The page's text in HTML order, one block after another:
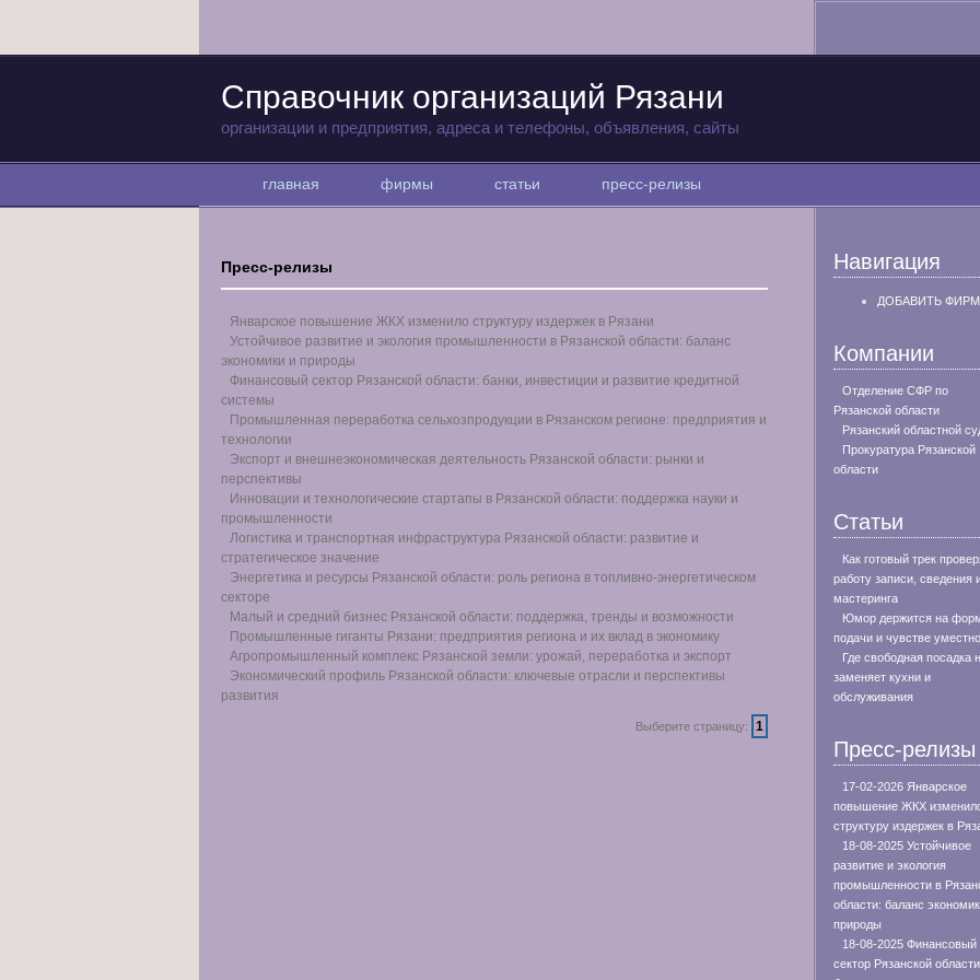
Справочник организаций Рязани
организации и предприятия, адреса и телефоны, объявления, сайты
главная фирмы статьи пресс-релизы
Пресс-релизы
Январское повышение ЖКХ изменило структуру издержек в Рязани
Устойчивое развитие и экология промышленности в Рязанской области: баланс
экономики и природы
Финансовый сектор Рязанской области: банки, инвестиции и развитие кредитной
системы
Промышленная переработка сельхозпродукции в Рязанском регионе: предприятия и
технологии
Экспорт и внешнеэкономическая деятельность Рязанской области: рынки и
перспективы
Инновации и технологические стартапы в Рязанской области: поддержка науки и
промышленности
Логистика и транспортная инфраструктура Рязанской области: развитие и
стратегическое значение
Энергетика и ресурсы Рязанской области: роль региона в топливно-энергетическом
секторе
Малый и средний бизнес Рязанской области: поддержка, тренды и возможности
Промышленные гиганты Рязани: предприятия региона и их вклад в экономику
Агропромышленный комплекс Рязанской земли: урожай, переработка и экспорт
Экономический профиль Рязанской области: ключевые отрасли и перспективы
развития
Выберите страницу: 1
Навигация
ДОБАВИТЬ
Компании
Отделение СФР по
Рязанской области
Рязанский областной
Прокуратура Рязанской
области
Статьи
Как готовый трек
работу записи, сведения
мастеринга
Юмор держится на
подачи и чувстве
Где свободная посадка
заменяет кухни и
обслуживания
Пресс-релизы
17-02-2026 Январское
повышение ЖКХ
структуру издержек в
18-08-2025 Устойчивое
развитие и экология
промышленности в
области: баланс
природы
18-08-2025 Финансовый
сектор Рязанской